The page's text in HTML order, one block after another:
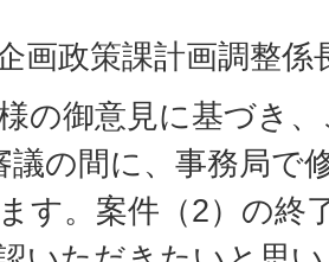
画政策課計画調整係
の御意見に基づき
議の間に、事務局で
す。案件（2）の終